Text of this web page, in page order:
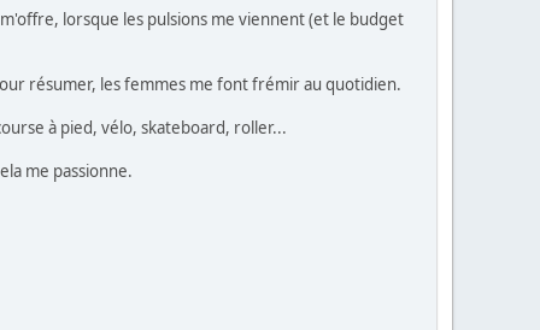
lorsque les pulsions me viennent (et le budget
résumer, les femmes me font frémir au quotidien.
à pied, vélo, skateboard, roller...
me passionne.